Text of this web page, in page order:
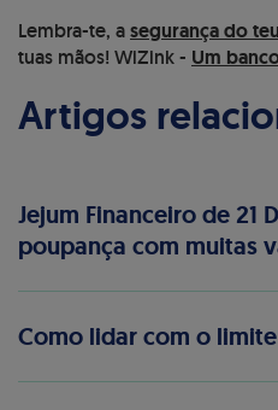
Lembra-te, asegurança do
tuas mãos! WiZink - Um
Artigos
Jejum Financeiro de 21
poupança com muitas
Como lidar com o